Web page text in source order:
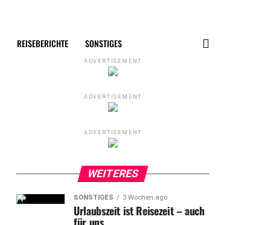
REISEBERICHTE SONSTIGES
ADVERTISEMENT
ADVERTISEMENT
ADVERTISEMENT
WEITERES
SONSTIGES 3 Wochen ago
Urlaubszeit ist Reisezeit – auch